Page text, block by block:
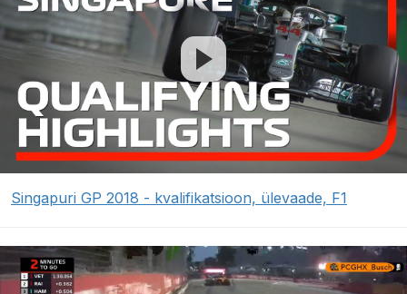
Singapuri GP 2018 - kvalifikatsioon, ülevaade, F1